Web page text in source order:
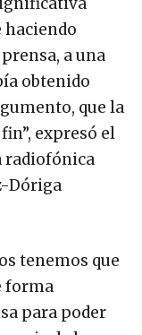
a una
obtenido
que la
expresó el
tenemos que
para poder
de las